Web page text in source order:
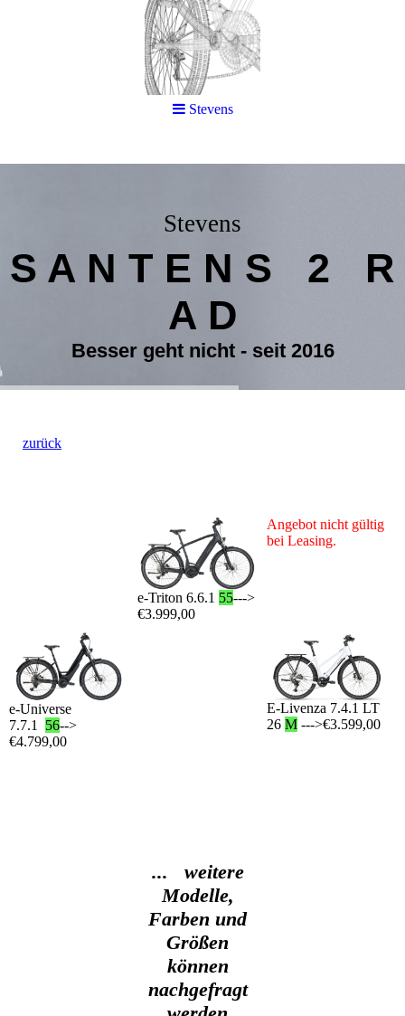
Stevens
S A N T E N S 2 R
A D
Besser geht nicht - seit 2016
zurück
e-Triton 6.6.1 55--->
€3.999,00
Angebot nicht gültig
bei Leasing.
e-Universe
7.7.1 56-->
€4.799,00
E-Livenza 7.4.1 LT
26 M --->€3.599,00
... weitere
Modelle,
Farben und
Größen
können
nachgefragt
Stevens